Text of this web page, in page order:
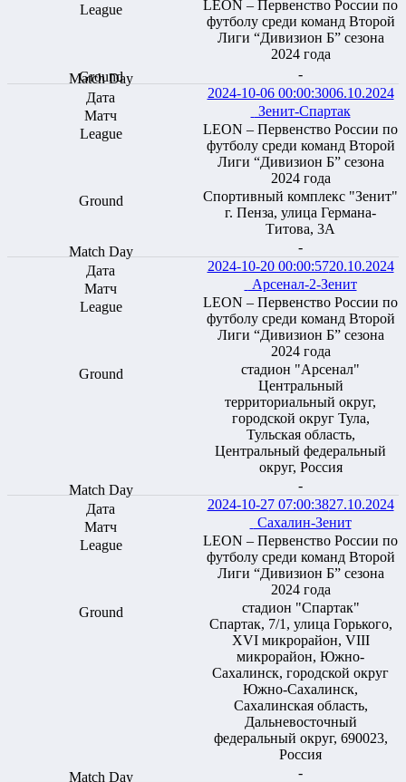
LEON – Первенство России по
футболу среди команд Второй
Лиги “Дивизион Б” сезона
2024 года
-
2024-10-06 00:00:3006.10.2024
Зенит-Спартак
LEON – Первенство России по
футболу среди команд Второй
Лиги “Дивизион Б” сезона
2024 года
Спортивный комплекс "Зенит"
г. Пенза, улица Германа-
Титова, 3А
-
2024-10-20 00:00:5720.10.2024
Арсенал-2-Зенит
LEON – Первенство России по
футболу среди команд Второй
Лиги “Дивизион Б” сезона
2024 года
стадион "Арсенал"
Центральный
территориальный округ,
городской округ Тула,
Тульская область,
Центральный федеральный
округ, Россия
-
2024-10-27 07:00:3827.10.2024
Сахалин-Зенит
LEON – Первенство России по
футболу среди команд Второй
Лиги “Дивизион Б” сезона
2024 года
стадион "Спартак"
Спартак, 7/1, улица Горького,
XVI микрорайон, VIII
микрорайон, Южно-
Сахалинск, городской округ
Южно-Сахалинск,
Сахалинская область,
Дальневосточный
федеральный округ, 690023,
Россия
-